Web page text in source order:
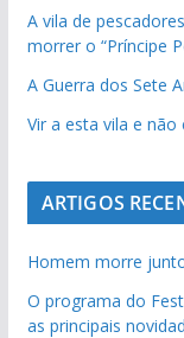
pub
pub
pub
A vila de
morrer o “Príncipe
A Guerra dos Sete
Vir a esta vila e
ARTIGOS
Homem morre
O programa do
as principais